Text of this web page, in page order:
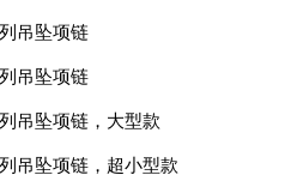
吊坠项链
吊坠项链
吊坠项链，大型款
吊坠项链，超小型款